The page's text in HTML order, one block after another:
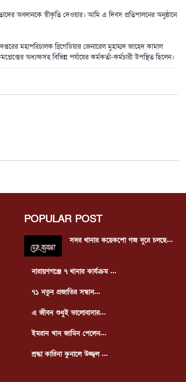
অবদানকে স্বীকৃতি দেওয়ার। আমি এ দিবস প্রতিপালনের অনুষ্ঠানে
মহাপরিচালক ব্রিগেডিয়ার জেনারেল মুহাম্মদ জাহেদ কামাল
অধ্যক্ষসহ বিভিন্ন পর্যায়ের কর্মকর্তা-কর্মচারী উপস্থিত ছিলেন।
POPULAR POST
সদর থানার কয়েকশো গজ দূরে চলছে...
নারায়ণগঞ্জে ৭ থানার কার্যক্রম ...
৭১ নতুন প্রজাতির সন্ধান...
এ জীবন শুধুই ভালোবাসার...
ইমরান খান জামিন পেলেন...
শ্রদ্ধা কারিনা কুনালে উজ্জ্বল ...